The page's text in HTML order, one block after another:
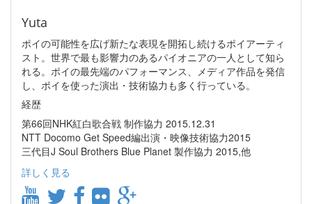
Yuta
ポイの可能性を広げ新たな表現を開拓し続けるポイアーティ
スト。世界で最も影響力のあるパイオニアの一人として知ら
れる。ポイの最先端のパフォーマンス、メディア作品を発信
し、ポイを使った演出・技術協力も多く行っている。
経歴
第66回NHK紅白歌合戦 制作協力 2015.12.31
NTT Docomo Get Speed編出演・映像技術協力2015
三代目J Soul Brothers Blue Planet 製作協力 2015,他
詳しく見る